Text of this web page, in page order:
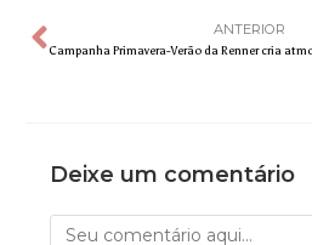
ANTERIOR
Deixe um comentário